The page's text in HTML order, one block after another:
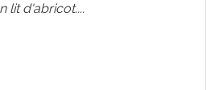
lit d'abricot....